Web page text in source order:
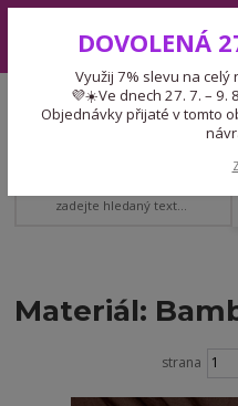
7. – 9. 8. 2026 čerpáme
odešleme ihned
Expedice 775 866 913
Po-Čt 9-15:30 Pá 9-14:30 Pauza 13-
Materiál:
strana
DOVOLENÁ
Využij 7% slevu na celý
💜☀️Ve dnech 27. 7. – 9.
Objednávky přijaté v tomto